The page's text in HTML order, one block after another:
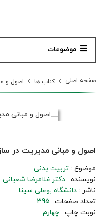
موضوعات
صفحه اصلی کتاب ها اصول و
اصول و مبانی مدیریت در
موضوع : تربیت بدنی
نویسنده : دکتر غلامرضا شعبانی
ناشر : دانشگاه بوعلی سینا
تعداد صفحات : 395
نوبت چاپ : چهارم